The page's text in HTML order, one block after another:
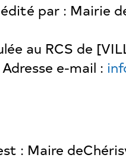
par : Mairie
au RCS de
e-mail :
: Maire